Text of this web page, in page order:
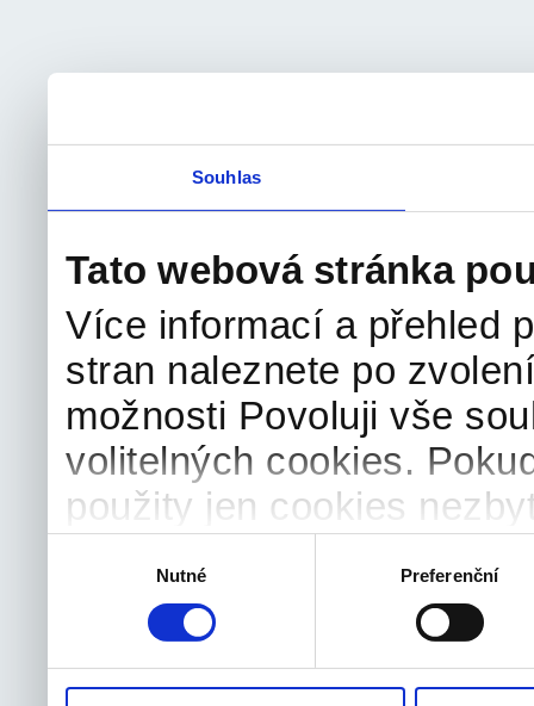
Souhlas
Tato webová stránka
Více informací a přehled
stran naleznete po
možnosti Povoluji vše
volitelných cookies.
použity jen cookies
odvolat.
Nutné Preferenční